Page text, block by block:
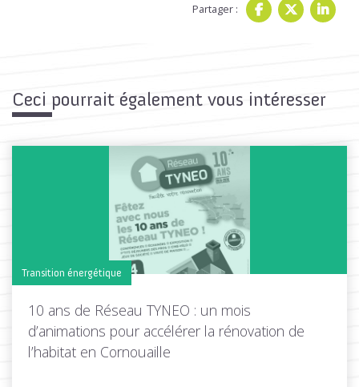
Partager :
Ceci pourrait également vous intéresser
Transition énergétique
10 ans de Réseau TYNEO : un mois
d’animations pour accélérer la rénovation de
l’habitat en Cornouaille